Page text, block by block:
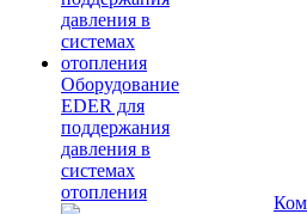
Оборудование
EDER для
поддержания
давления в
системах
отопления